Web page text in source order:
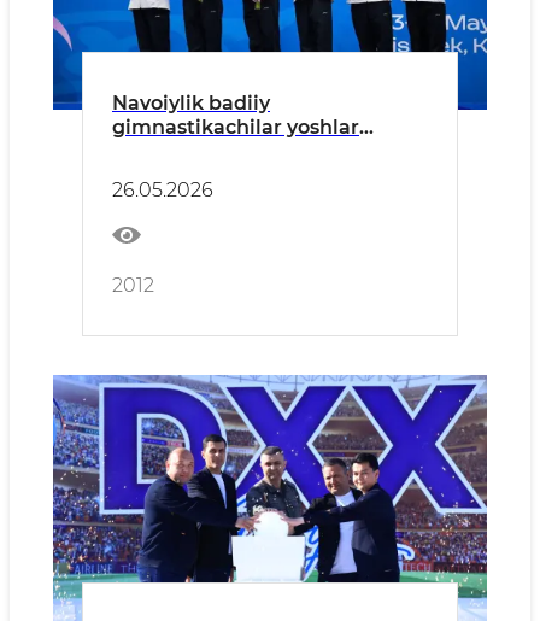
Navoiylik badiiy
gimnastikachilar yoshlar
26.05.2026
2012